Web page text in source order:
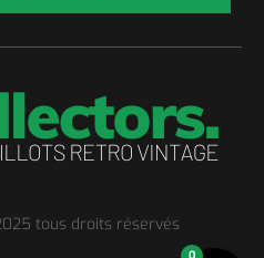
tous droits réservés